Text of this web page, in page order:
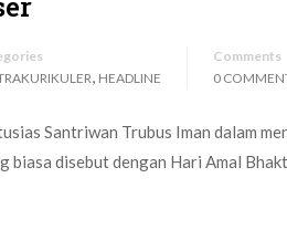
, HEADLINE
Comments
0
Santriwan Trubus Iman dalam
biasa disebut dengan Hari Amal